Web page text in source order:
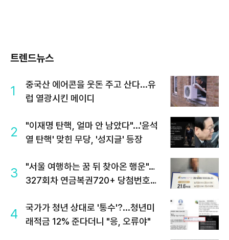
트렌드뉴스
1
중국산 에어콘을 웃돈 주고 산다...유
럽 열광시킨 메이디
2
"이재명 탄핵, 얼마 안 남았다"...'윤석
열 탄핵' 맞힌 무당, '성지글' 등장
3
"서울 여행하는 꿈 뒤 찾아온 행운"…
327회차 연금복권720+ 당첨번호조
4
국가가 청년 상대로 '통수'?...청년미
래적금 12% 준다더니 "응, 오류야"